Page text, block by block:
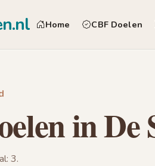
Home CBF Doelen
in De
3.